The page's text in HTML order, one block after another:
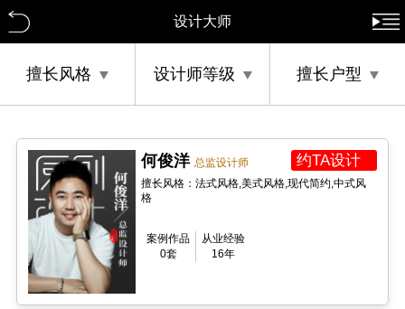
设计大师
擅长风格 设计师等级 擅长户型
何俊洋总监设计师 约TA设计
擅长风格：法式风格,美式风格,现代简约,中式风
格
案例作品
0套
从业经验
16年